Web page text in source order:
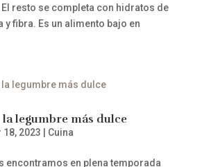
resto se completa con hidratos de
y fibra. Es un alimento bajo en
la legumbre más dulce
18, 2023 Cuina
encontramos en plena temporada